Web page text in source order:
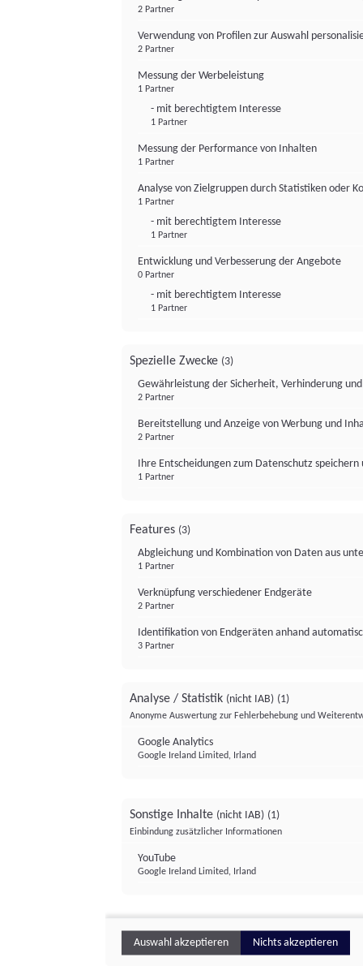
2 Partner
Verwendung von Profilen zur Auswahl
2 Partner
Messung der Werbeleistung
1 Partner
- mit berechtigtem Interesse
1 Partner
Messung der Performance von Inhalten
1 Partner
Analyse von Zielgruppen durch Statistiken oder
1 Partner
- mit berechtigtem Interesse
1 Partner
Entwicklung und Verbesserung der Angebote
0 Partner
- mit berechtigtem Interesse
1 Partner
Spezielle Zwecke (3)
Gewährleistung der Sicherheit, Verhinderung
2 Partner
Bereitstellung und Anzeige von Werbung und
2 Partner
Ihre Entscheidungen zum Datenschutz
1 Partner
Features (3)
Abgleichung und Kombination von Daten aus
1 Partner
Verknüpfung verschiedener Endgeräte
2 Partner
Identifikation von Endgeräten anhand
3 Partner
Analyse / Statistik (nicht IAB) (1)
Anonyme Auswertung zur Fehlerbehebung und
Google Analytics
Google Ireland Limited, Irland
Sonstige Inhalte (nicht IAB) (1)
Einbindung zusätzlicher Informationen
YouTube
Google Ireland Limited, Irland
Auswahl akzeptieren Nichts akzeptieren